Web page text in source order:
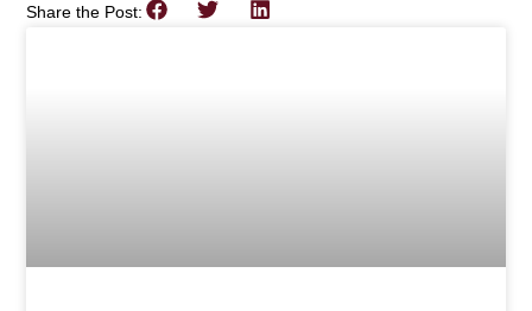
Share the Post: